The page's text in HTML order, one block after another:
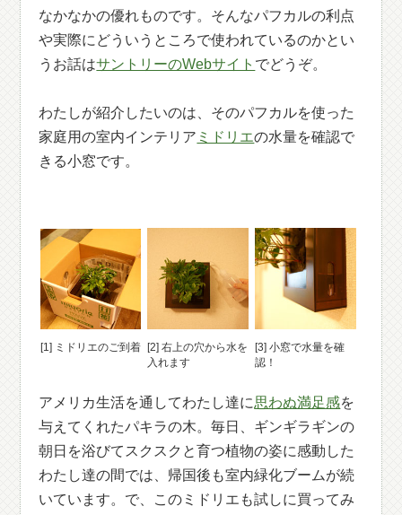
なかなかの優れものです。そんなパフカルの利点
や実際にどういうところで使われているのかとい
うお話はサントリーのWebサイト でどうぞ。
わたしが紹介したいのは、そのパフカルを使った
家庭用の室内インテリア ミドリエの水量を確認で
きる小窓です。
[1] ミドリエのご到着
[2] 右上の穴から水を
入れます
[3] 小窓で水量を確
認！
アメリカ生活を通してわたし達に思わぬ満足感を
与えてくれたパキラの木。毎日、ギンギラギンの
朝日を浴びてスクスクと育つ植物の姿に感動した
わたし達の間では、帰国後も室内緑化ブームが続
いています。で、このミドリエも試しに買ってみ